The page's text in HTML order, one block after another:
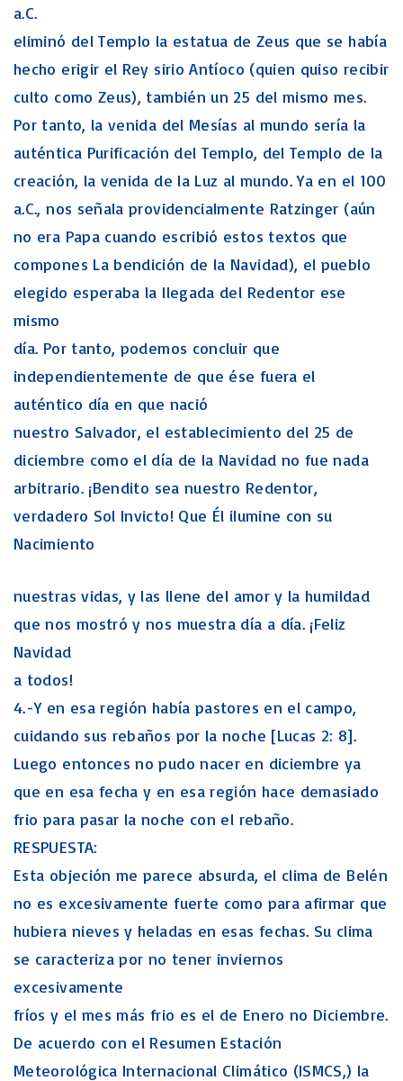
a.C.
eliminó del Templo la estatua de Zeus que se había
hecho erigir el Rey sirio Antíoco (quien quiso recibir
culto como Zeus), también un 25 del mismo mes.
Por tanto, la venida del Mesías al mundo sería la
auténtica Purificación del Templo, del Templo de la
creación, la venida de la Luz al mundo. Ya en el 100
a.C., nos señala providencialmente Ratzinger (aún
no era Papa cuando escribió estos textos que
compones La bendición de la Navidad), el pueblo
elegido esperaba la llegada del Redentor ese
mismo
día. Por tanto, podemos concluir que
independientemente de que ése fuera el
auténtico día en que nació
nuestro Salvador, el establecimiento del 25 de
diciembre como el día de la Navidad no fue nada
arbitrario. ¡Bendito sea nuestro Redentor,
verdadero Sol Invicto! Que Él ilumine con su
Nacimiento
nuestras vidas, y las llene del amor y la humildad
que nos mostró y nos muestra día a día. ¡Feliz
Navidad
a todos!
4.-Y en esa región había pastores en el campo,
cuidando sus rebaños por la noche [Lucas 2: 8].
Luego entonces no pudo nacer en diciembre ya
que en esa fecha y en esa región hace demasiado
frio para pasar la noche con el rebaño.
RESPUESTA:
Esta objeción me parece absurda, el clima de Belén
no es excesivamente fuerte como para afirmar que
hubiera nieves y heladas en esas fechas. Su clima
se caracteriza por no tener inviernos
excesivamente
fríos y el mes más frio es el de Enero no Diciembre.
De acuerdo con el Resumen Estación
Meteorológica Internacional Climático (ISMCS,) la